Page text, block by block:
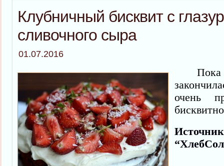
Клубничный бисквит с
сливочного сыра
01.07.2016
очень